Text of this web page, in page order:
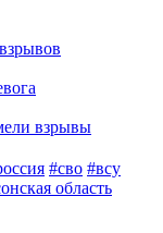
взрывы
#сво #всу
область